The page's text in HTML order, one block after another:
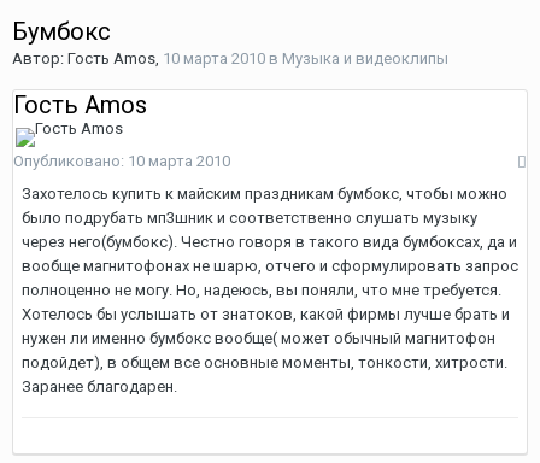
Бумбокс
Автор: Гость Amos, 10 марта 2010 в Музыка и видеоклипы
Гость Amos
Опубликовано: 10 марта 2010
Захотелось купить к майским праздникам бумбокс, чтобы можно
было подрубать мп3шник и соответственно слушать музыку
через него(бумбокс). Честно говоря в такого вида бумбоксах, да и
вообще магнитофонах не шарю, отчего и сформулировать запрос
полноценно не могу. Но, надеюсь, вы поняли, что мне требуется.
Хотелось бы услышать от знатоков, какой фирмы лучше брать и
нужен ли именно бумбокс вообще( может обычный магнитофон
подойдет), в общем все основные моменты, тонкости, хитрости.
Заранее благодарен.